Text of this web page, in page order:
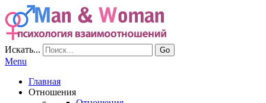
Искать... Go
Menu
Главная
Отношения